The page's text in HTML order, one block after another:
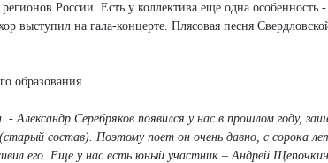
России. Есть у коллектива еще одна особенность
выступил на гала-концерте. Плясовая песня
образования.
Серебряков появился у нас в прошлом году,
состав). Поэтому поет он очень давно, с сорока
его. Еще у нас есть юный участник – Андрей